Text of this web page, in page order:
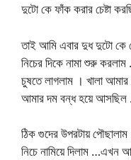
দুটো কে ফাঁক করার চেষ্টা
তাই আমি এবার দুধ দুটো
নিচের দিকে নামা শুরু
চুষতে লাগলাম । খালা আমার
আমার দম বন্ধ হয়ে
ঠিক গুদের উপরটায়
নিচে নামিয়ে দিলাম …এখন